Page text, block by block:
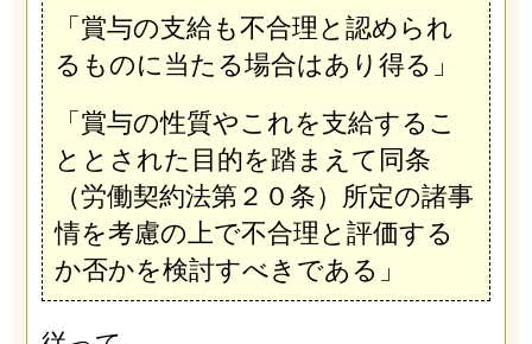
「賞与の支給も不合理と認められ
るものに当たる場合はあり得る」
「賞与の性質やこれを支給するこ
ととされた目的を踏まえて同条
（労働契約法第２０条）所定の諸事
情を考慮の上で不合理と評価する
か否かを検討すべきである」